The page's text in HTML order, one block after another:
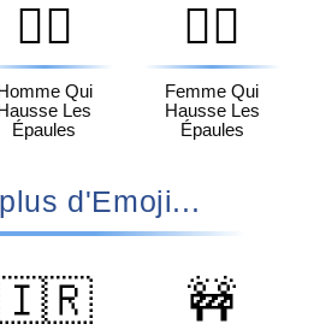
🤷‍♂️
Qui
Les
Épaules
🤷‍♀️
Femme Qui
Hausse Les
Épaules
d'Emoji...
🚧